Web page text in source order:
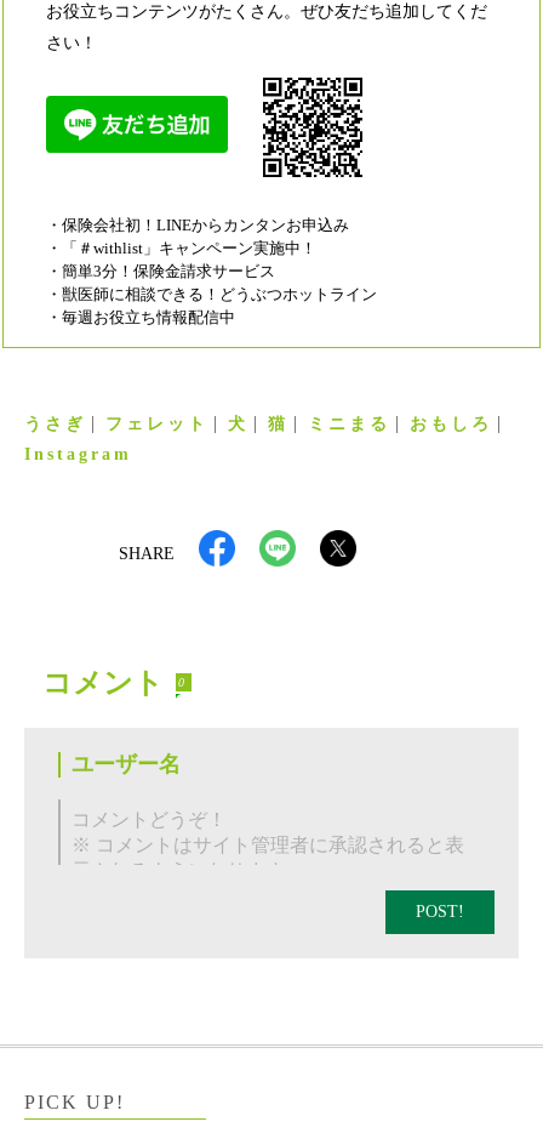
お役立ちコンテンツがたくさん。ぜひ友だち追加してくだ
さい！
・保険会社初！LINEからカンタンお申込み
・「＃withlist」キャンペーン実施中！
・簡単3分！保険金請求サービス
・獣医師に相談できる！どうぶつホットライン
・毎週お役立ち情報配信中
うさぎ フェレット 犬 猫 ミニまる
おもしろ
Instagram
SHARE
コメント 0
POST!
PICK UP!